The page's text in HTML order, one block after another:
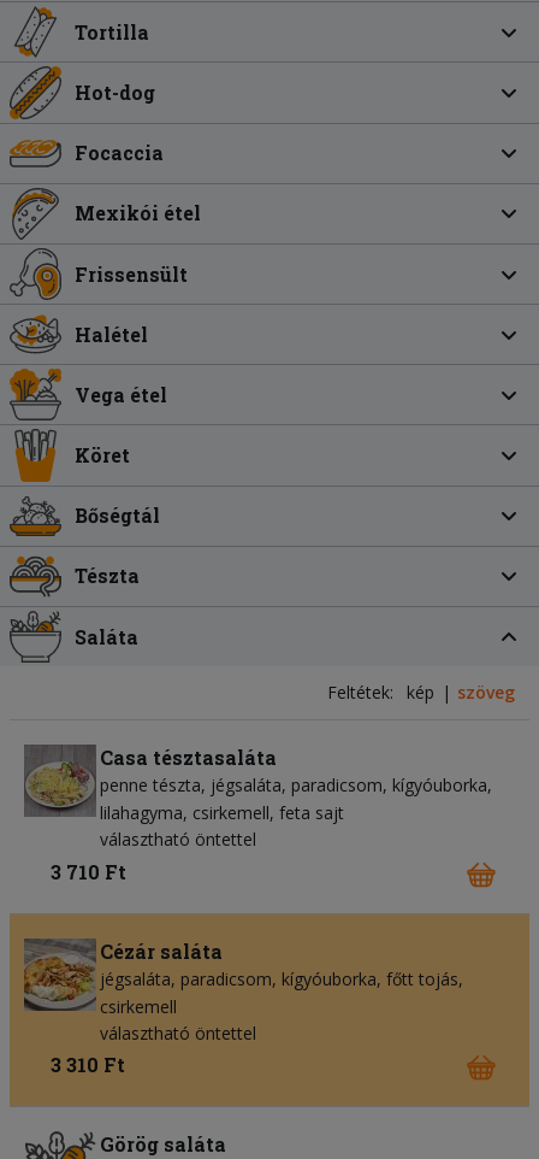
Tortilla
Hot-dog
Focaccia
Mexikói étel
Frissensült
Halétel
Vega étel
Köret
Bőségtál
Tészta
Saláta
Feltétek: kép szöveg
Casa tésztasaláta
penne tészta jégsaláta paradicsom kígyóuborka
lilahagyma csirkemell feta sajt
választható öntettel
3 710 Ft
Cézár saláta
jégsaláta paradicsom kígyóuborka főtt tojás
csirkemell
választható öntettel
3 310 Ft
Görög saláta